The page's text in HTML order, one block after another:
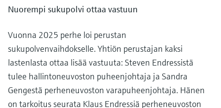
Nuorempi sukupolvi ottaa vastuun
Vuonna 2025 perhe loi perustan
sukupolvenvaihdokselle. Yhtiön perustajan kaksi
lastenlasta ottaa lisää vastuuta: Steven Endressistä
tulee hallintoneuvoston puheenjohtaja ja Sandra
Gengestä perheneuvoston varapuheenjohtaja. Hänen
on tarkoitus seurata Klaus Endressiä perheneuvoston